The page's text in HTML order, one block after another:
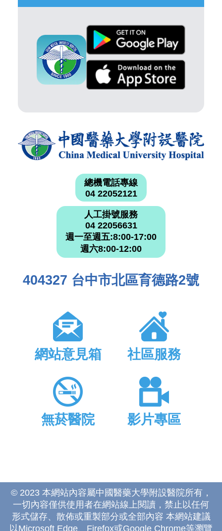
總機電話專線
04 22052121
人工掛號服務
04 22056631
週一至週五:8:00-17:00
週六8:00-12:00
404327 台中市北區育德路2號
網站意見箱 社區服務
無菸醫院 影片專區
© 2023 本網站內容屬中國醫藥大學附設醫院所有，
一切內容僅供使用者在網站線上閱讀，禁止以任何
形式儲存、散佈或重製部分或全部內容 本網站建議
以Microsoft Edge、Firefox或Google Chrome等瀏覽